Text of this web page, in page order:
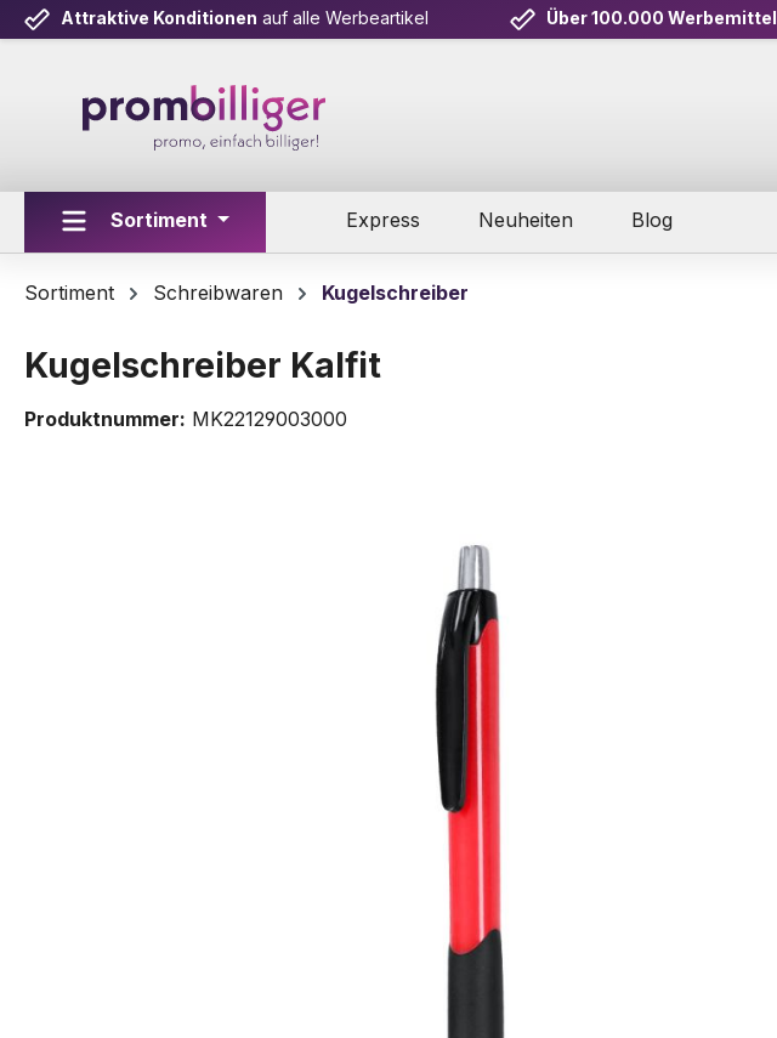
Hauptinhalt springen
Zur Suche springen
Zur Hauptnavigation springen
Attraktive Konditionen auf alle Werbeartikel Über 100.000 Werbemittel
Sortiment Express Neuheiten Blog
Sortiment Schreibwaren Kugelschreiber
Kugelschreiber Kalfit
Produktnummer: MK22129003000